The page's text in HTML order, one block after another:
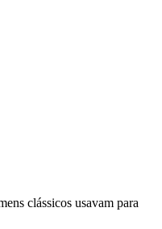
clássicos usavam para